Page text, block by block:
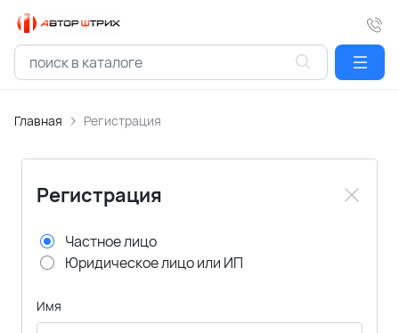
Главная Регистрация
Регистрация
Частное лицо
Юридическое лицо или ИП
Имя